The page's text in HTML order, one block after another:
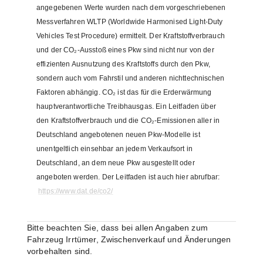
angegebenen Werte wurden nach dem vorgeschriebenen
Messverfahren WLTP (Worldwide Harmonised Light-Duty
Vehicles Test Procedure) ermittelt. Der Kraftstoffverbrauch
und der CO₂-Ausstoß eines Pkw sind nicht nur von der
effizienten Ausnutzung des Kraftstoffs durch den Pkw,
sondern auch vom Fahrstil und anderen nichttechnischen
Faktoren abhängig. CO₂ ist das für die Erderwärmung
hauptverantwortliche Treibhausgas. Ein Leitfaden über
den Kraftstoffverbrauch und die CO₂-Emissionen aller in
Deutschland angebotenen neuen Pkw-Modelle ist
unentgeltlich einsehbar an jedem Verkaufsort in
Deutschland, an dem neue Pkw ausgestellt oder
angeboten werden. Der Leitfaden ist auch hier abrufbar:
https://www.dat.de/co2/
Bitte beachten Sie, dass bei allen Angaben zum
Fahrzeug Irrtümer, Zwischenverkauf und Änderungen
vorbehalten sind.